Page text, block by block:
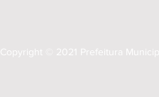
Copyright © 2021 Prefeitura